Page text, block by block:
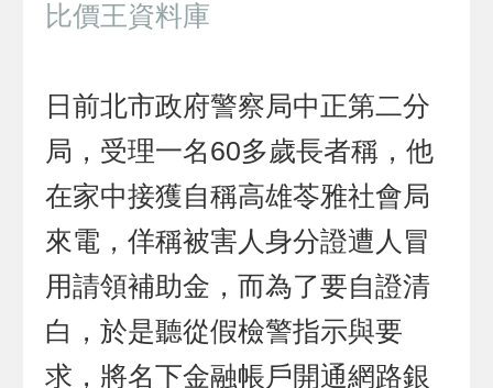
比價王資料庫
日前北市政府警察局中正第二分
局，受理一名60多歲長者稱，他
在家中接獲自稱高雄苓雅社會局
來電，佯稱被害人身分證遭人冒
用請領補助金，而為了要自證清
白，於是聽從假檢警指示與要
求，將名下金融帳戶開通網路銀